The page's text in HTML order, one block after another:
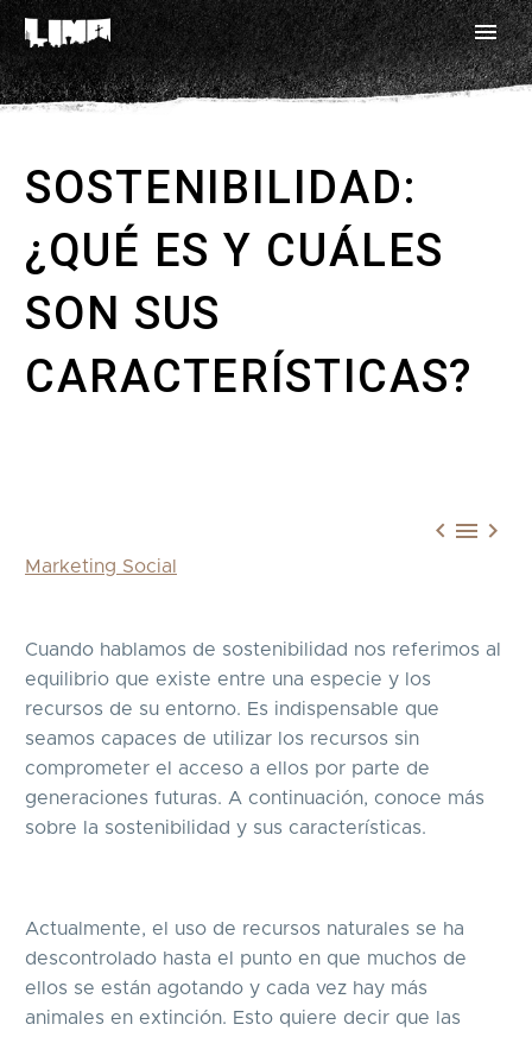
SOSTENIBILIDAD:
¿QUÉ ES Y CUÁLES
SON SUS
CARACTERÍSTICAS?
  
Marketing Social
Cuando hablamos de sostenibilidad nos referimos al
equilibrio que existe entre una especie y los
recursos de su entorno. Es indispensable que
seamos capaces de utilizar los recursos sin
comprometer el acceso a ellos por parte de
generaciones futuras. A continuación, conoce más
sobre la sostenibilidad y sus características.
Actualmente, el uso de recursos naturales se ha
descontrolado hasta el punto en que muchos de
ellos se están agotando y cada vez hay más
animales en extinción. Esto quiere decir que las